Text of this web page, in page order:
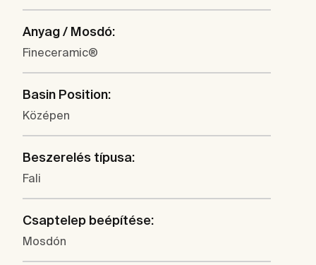
Anyag / Mosdó:
Fineceramic®
Basin Position:
Középen
Beszerelés típusa:
Fali
Csaptelep beépítése:
Mosdón